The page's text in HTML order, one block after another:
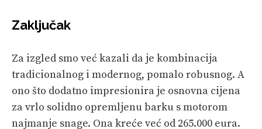
Zaključak
Za izgled smo već kazali da je kombinacija
tradicionalnog i modernog, pomalo robusnog. A
ono što dodatno impresionira je osnovna cijena
za vrlo solidno opremljenu barku s motorom
najmanje snage. Ona kreće već od 265.000 eura.